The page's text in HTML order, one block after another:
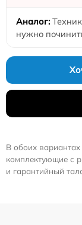
нужно
В обоих
комплектующие с
и гарантийный